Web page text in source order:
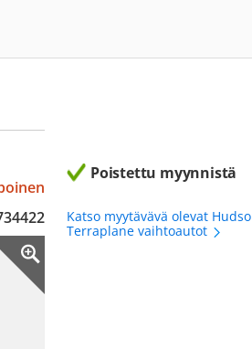
Poistettu myynnistä
Katso myytävävä olevat
Terraplane vaihtoautot